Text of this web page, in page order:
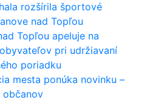
rozšírila športové
nad Topľou
Topľou apeluje na
pri udržiavaní
poriadku
mesta ponúka novinku –
občanov